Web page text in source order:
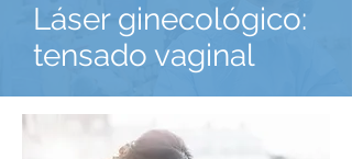
​Láser ginecológico:
tensado vaginal